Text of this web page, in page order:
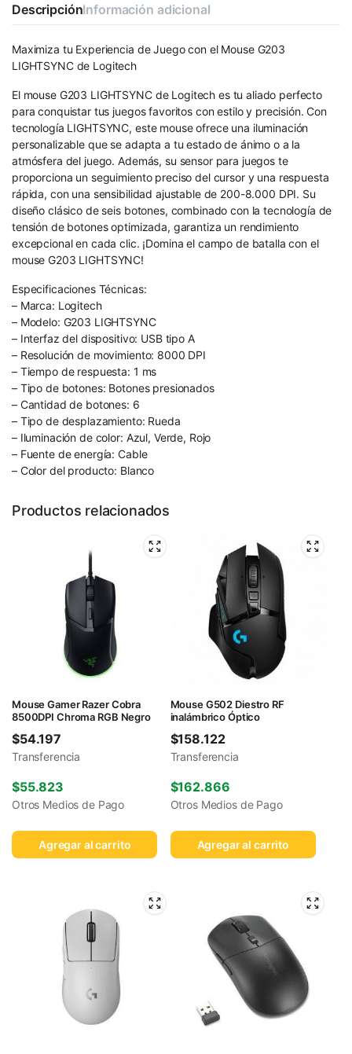
DescripciónInformación adicional
Maximiza tu Experiencia de Juego con el Mouse G203
LIGHTSYNC de Logitech
El mouse G203 LIGHTSYNC de Logitech es tu aliado perfecto
para conquistar tus juegos favoritos con estilo y precisión. Con
tecnología LIGHTSYNC, este mouse ofrece una iluminación
personalizable que se adapta a tu estado de ánimo o a la
atmósfera del juego. Además, su sensor para juegos te
proporciona un seguimiento preciso del cursor y una respuesta
rápida, con una sensibilidad ajustable de 200-8.000 DPI. Su
diseño clásico de seis botones, combinado con la tecnología de
tensión de botones optimizada, garantiza un rendimiento
excepcional en cada clic. ¡Domina el campo de batalla con el
mouse G203 LIGHTSYNC!
Especificaciones Técnicas:
– Marca: Logitech
– Modelo: G203 LIGHTSYNC
– Interfaz del dispositivo: USB tipo A
– Resolución de movimiento: 8000 DPI
– Tiempo de respuesta: 1 ms
– Tipo de botones: Botones presionados
– Cantidad de botones: 6
– Tipo de desplazamiento: Rueda
– Iluminación de color: Azul, Verde, Rojo
– Fuente de energía: Cable
– Color del producto: Blanco
Productos relacionados
Mouse Gamer Razer Cobra
8500DPI Chroma RGB Negro
$54.197
Transferencia
$55.823
Otros Medios de Pago
Agregar al carrito
Mouse G502 Diestro RF
inalámbrico Óptico
$158.122
Transferencia
$162.866
Otros Medios de Pago
Agregar al carrito